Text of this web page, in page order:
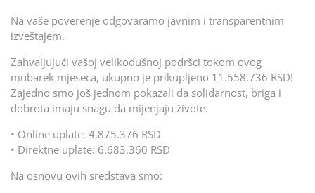
Na vaše poverenje odgovaramo javnim i transparentnim
izveštajem.
Zahvaljujući vašoj velikodušnoj podršci tokom ovog
mubarek mjeseca, ukupno je prikupljeno 11.558.736 RSD!
Zajedno smo još jednom pokazali da solidarnost, briga i
dobrota imaju snagu da mijenjaju živote.
• Online uplate: 4.875.376 RSD
• Direktne uplate: 6.683.360 RSD
Na osnovu ovih sredstava smo: